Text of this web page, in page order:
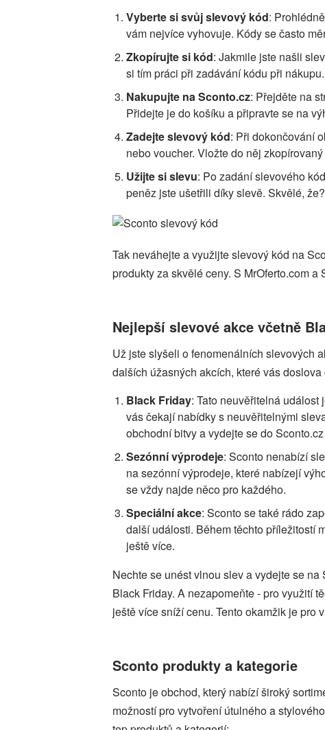
Vyberte si svůj slevový kód:
vám nejvíce vyhovuje. Kódy se často
Zkopírujte si kód: Jakmile jste našli
si tím práci při zadávání kódu při nákupu.
Nakupujte na Sconto.cz: Přejděte na
Přidejte je do košíku a připravte se na
Zadejte slevový kód: Při dokončování
nebo voucher. Vložte do něj
Užijte si slevu: Po zadání slevového
peněz jste ušetřili díky slevě. Skvělé, že?
Tak neváhejte a využijte slevový kód na
produkty za skvělé ceny. S MrOferto.com
Nejlepší slevové akce včetně
Už jste slyšeli o fenomenálních slevových
dalších úžasných akcích, které vás
Black Friday: Tato neuvěřitelná
vás čekají nabídky s neuvěřitelnými
obchodní bitvy a vydejte se do
Sezónní výprodeje: Sconto nenabízí
na sezónní výprodeje, které nabízejí
se vždy najde něco pro každého.
Speciální akce: Sconto se také rádo
další události. Během těchto příležitostí
ještě více.
Nechte se unést vlnou slev a vydejte se
Black Friday. A nezapomeňte - pro využití
ještě více sníží cenu. Tento okamžik je pro
Sconto produkty a kategorie
Sconto je obchod, který nabízí široký
možností pro vytvoření útulného a